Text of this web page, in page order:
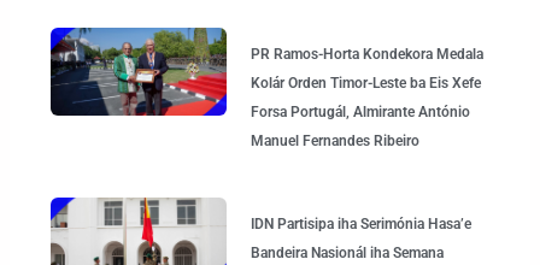
PR Ramos-Horta Kondekora Medala
Kolár Orden Timor-Leste ba Eis Xefe
Forsa Portugál, Almirante António
Manuel Fernandes Ribeiro
IDN Partisipa iha Serimónia Hasa’e
Bandeira Nasionál iha Semana